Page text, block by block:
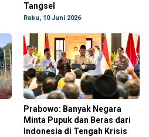
Tangsel
Rabu, 10 Juni 2026
Prabowo: Banyak Negara
Minta Pupuk dan Beras dari
Indonesia di Tengah Krisis